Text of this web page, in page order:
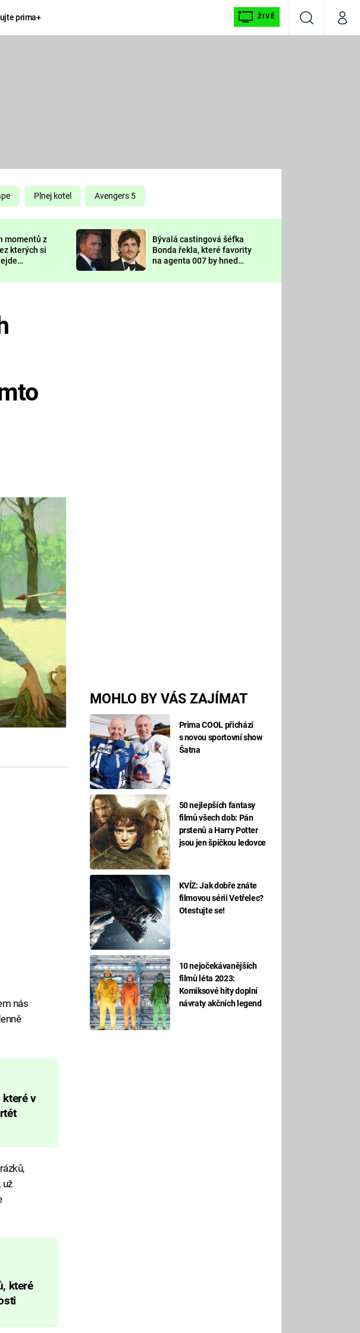
prima+ ŽIVĚ
VyhledáváníMůj
KOMEDIE
CHUCK
NORRIS
DEADPOOL
Prima LAJK
Sledujte nás
Plnej kotel Avengers 5
momentů z
kterých si
Bývalá castingová šéfka
Bonda řekla, které favority
na agenta 007 by hned
MOHLO BY VÁS ZAJÍMAT
Prima COOL přichází
s novou sportovní show
Šatna
50 nejlepších fantasy
filmů všech dob: Pán
prstenů a Harry Potter
jsou jen špičkou ledovce
KVÍZ: Jak dobře znáte
filmovou sérii Vetřelec?
Otestujte se!
10 nejočekávanějších
filmů léta 2023:
Komiksové hity doplní
návraty akčních legend
nás
které v
už
které